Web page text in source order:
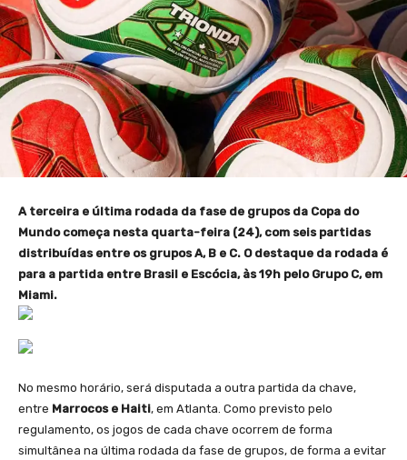
A terceira e última rodada da fase de grupos da Copa do
Mundo começa nesta quarta-feira (24), com seis partidas
distribuídas entre os grupos A, B e C. O destaque da rodada é
para a partida entre Brasil e Escócia, às 19h pelo Grupo C, em
Miami.
No mesmo horário, será disputada a outra partida da chave,
entre Marrocos e Haiti, em Atlanta. Como previsto pelo
regulamento, os jogos de cada chave ocorrem de forma
simultânea na última rodada da fase de grupos, de forma a evitar